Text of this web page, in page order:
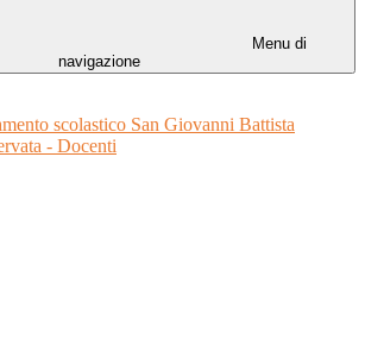
Menu di
navigazione
scolastico San Giovanni Battista
- Docenti